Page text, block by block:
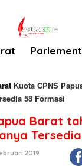
Kuota CPNS
58 Formasi
Barat
2019